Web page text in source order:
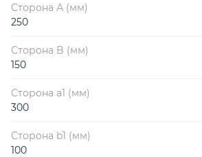
Сторона А (мм)
250
Сторона B (мм)
150
Сторона a1 (мм)
300
Сторона b1 (мм)
100